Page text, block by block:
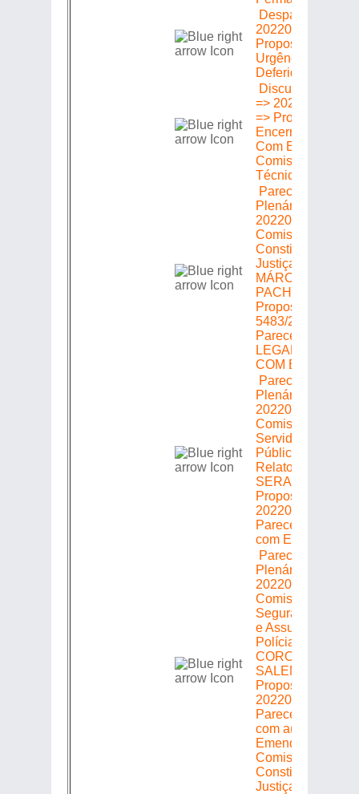
Despacho =>
20220305483 =>
Proposição =>
Urgência =>
Deferida
Discussão Única
=> 20220305483
=> Proposição =>
Encerrada Volta
Com Emendas às
Comissões
Técnicas.
Parecer em
Plenário =>
20220305483 =>
Comissão de
Constituição e
Justiça =>
MÁRCIO
PACHECO =>
Proposição
5483/2022 =>
Parecer:
LEGALIDADE,
COM EMENDAS
Parecer em
Plenário =>
20220305483 =>
Comissão de
Servidores
Públicos =>
Relator: FLAVIO
SERAFINI =>
Proposição
20220305483 =>
Parecer:
com Emenda (s)
Parecer em
Plenário =>
20220305483 =>
Comissão de
Segurança
e Assuntos de
Polícia =>
CORONEL
SALEMA =>
Proposição
20220305483 =>
Parecer:
com a(s)
Emenda(s) da
Comissão de
Constituição e
Justiça